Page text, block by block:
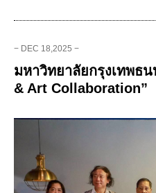
− DEC 18,2025 −
มหาวิทยาลัยกรุงเทพธ
& Art Collaboration”